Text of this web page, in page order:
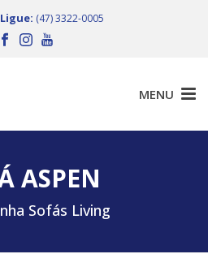
(47) 3322-0005
ASPEN
Sofás Living